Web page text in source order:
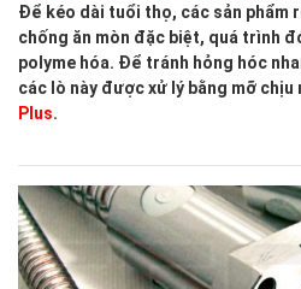
Để kéo dài tuổi thọ, các sản phẩm
chống ăn mòn đặc biệt, quá trình
polyme hóa. Để tránh hỏng hóc
các lò này được xử lý bằng mỡ chịu
Plus.